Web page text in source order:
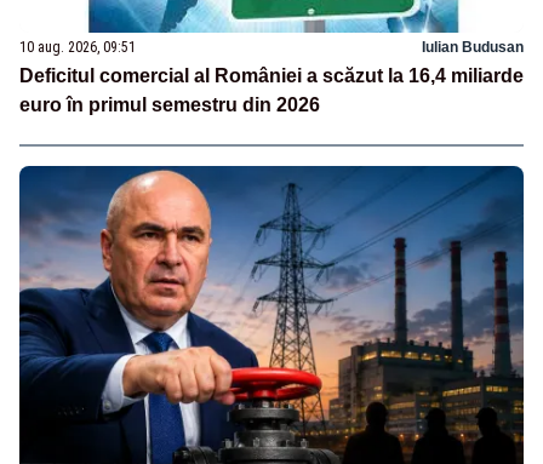
10 aug. 2026, 09:51 Iulian Budusan
Deficitul comercial al României a scăzut la 16,4 miliarde
euro în primul semestru din 2026